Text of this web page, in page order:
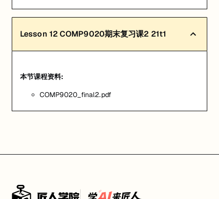
Lesson 12COMP9020期末复习课2 21t1
本节课程资料:
COMP9020_final2.pdf